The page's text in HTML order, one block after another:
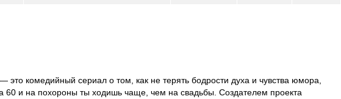
это комедийный сериал о том, как не терять бодрости духа и чувства юмора,
60 и на похороны ты ходишь чаще, чем на свадьбы. Создателем проекта